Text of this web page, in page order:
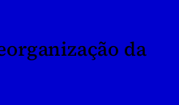
da